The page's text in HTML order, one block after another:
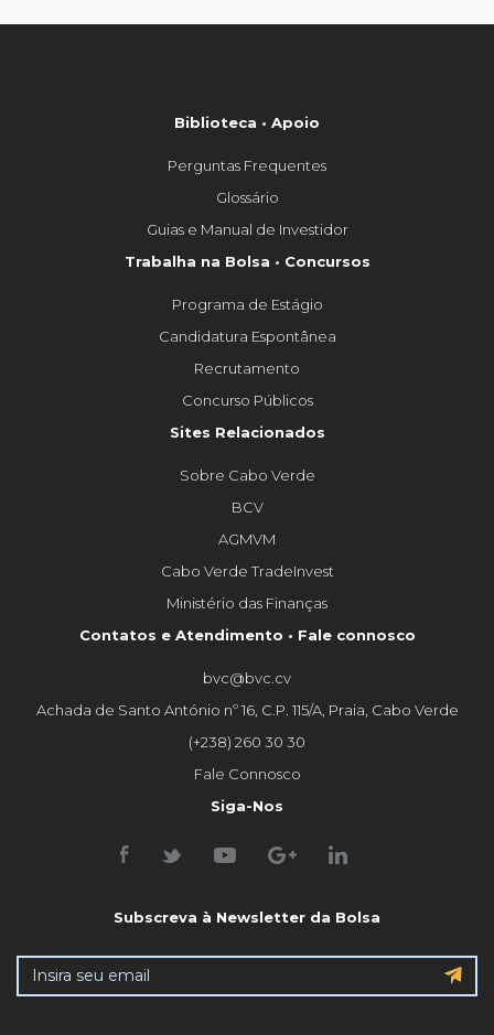
Biblioteca • Apoio
Perguntas Frequentes
Glossário
Guias e Manual de Investidor
Trabalha na Bolsa • Concursos
Programa de Estágio
Candidatura Espontânea
Recrutamento
Concurso Públicos
Sites Relacionados
Sobre Cabo Verde
BCV
AGMVM
Cabo Verde TradeInvest
Ministério das Finanças
Contatos e Atendimento • Fale connosco
bvc@bvc.cv
Achada de Santo António nº 16, C.P. 115/A, Praia, Cabo Verde
(+238) 260 30 30
Fale Connosco
Siga-Nos
Subscreva à Newsletter da Bolsa